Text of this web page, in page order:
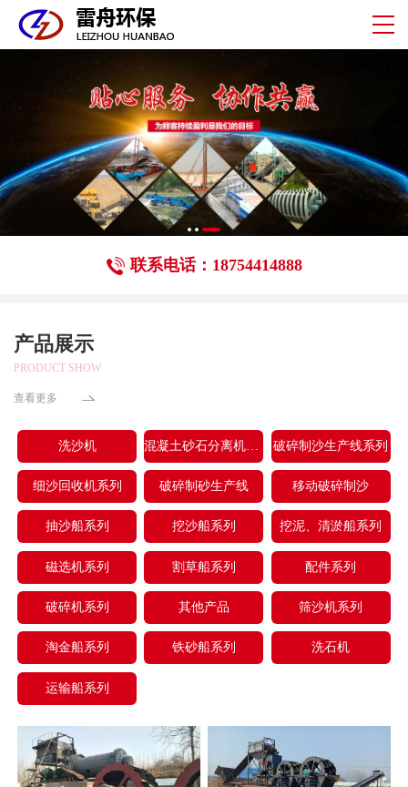
联系电话：18754414888
产品展示
PRODUCT SHOW
查看更多
洗沙机 破碎制沙生产线系列
细沙回收机系列 破碎制砂生产线 移动破碎制沙
抽沙船系列 挖沙船系列 挖泥、清淤船系列
磁选机系列 割草船系列 配件系列
破碎机系列 其他产品 筛沙机系列
淘金船系列 铁砂船系列 洗石机
运输船系列